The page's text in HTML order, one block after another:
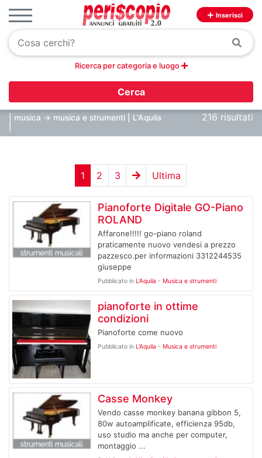
Inserisci
Ricerca per categoria e luogo
Cerca
| musica -> musica e strumenti | L'Aquila
216 risultati
1 2 3 Ultima
Pianoforte Digitale GO-Piano
ROLAND
Affarone!!!!! go-piano roland
praticamente nuovo vendesi a prezzo
pazzesco.per informazioni 3312244535
giuseppe
Pubblicato in L'Aquila - Musica e strumenti
pianoforte in ottime
condizioni
Pianoforte come nuovo
Pubblicato in L'Aquila - Musica e strumenti
Casse Monkey
Vendo casse monkey banana gibbon 5,
80w autoamplificate, efficienza 95db,
uso studio ma anche per computer,
montaggio ...